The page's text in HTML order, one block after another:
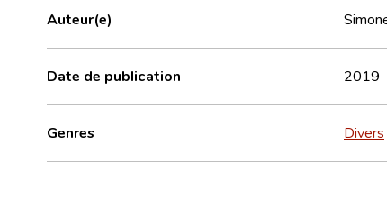
Auteur(e)
Date de publication 2019
Genres Divers